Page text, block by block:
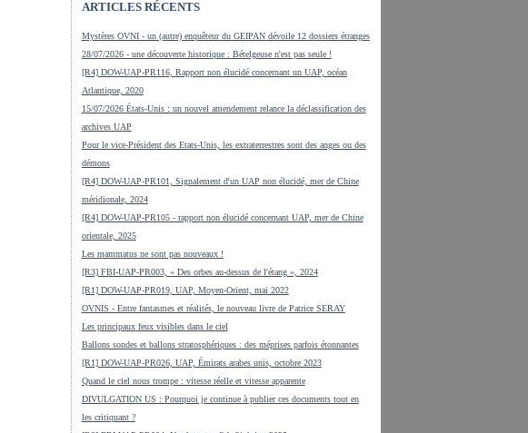
ARTICLES RÉCENTS
Mystères OVNI - un (autre) enquêteur du GEIPAN dévoile 12 dossiers étranges
28/07/2026 - une découverte historique : Bételgeuse n'est pas seule !
[R4] DOW-UAP-PR116, Rapport non élucidé concernant un UAP, océan
Atlantique, 2020
15/07/2026 États-Unis : un nouvel amendement relance la déclassification des
archives UAP
Pour le vice-Président des Etats-Unis, les extraterrestres sont des anges ou des
démons
[R4] DOW-UAP-PR101, Signalement d'un UAP non élucidé, mer de Chine
méridionale, 2024
[R4] DOW-UAP-PR105 - rapport non élucidé concernant UAP, mer de Chine
orientale, 2025
Les mammatus ne sont pas nouveaux !
[R3] FBI-UAP-PR003, « Des orbes au-dessus de l'étang », 2024
[R1] DOW-UAP-PR019, UAP, Moyen-Orient, mai 2022
OVNIS - Entre fantasmes et réalités, le nouveau livre de Patrice SERAY
Les principaux feux visibles dans le ciel
Ballons sondes et ballons stratosphériques : des méprises parfois étonnantes
[R1] DOW-UAP-PR026, UAP, Émirats arabes unis, octobre 2023
Quand le ciel nous trompe : vitesse réelle et vitesse apparente
DIVULGATION US : Pourquoi je continue à publier ces documents tout en
les critiquant ?